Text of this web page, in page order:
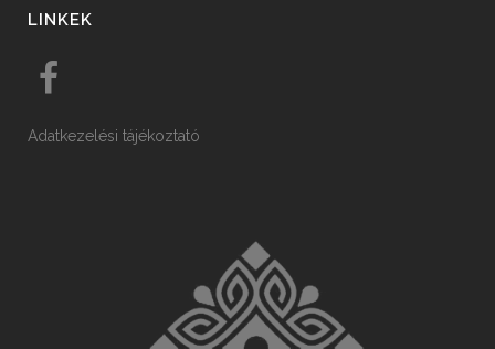
LINKEK
Adatkezelési tájékoztató